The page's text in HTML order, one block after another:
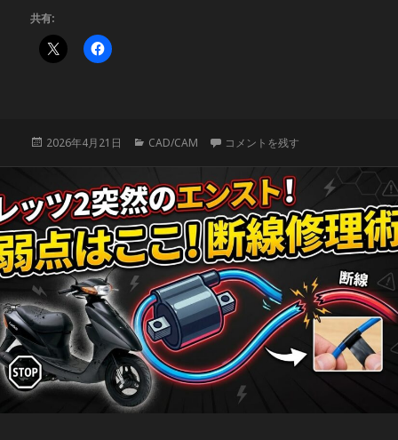
共有:
投
2026年4月21日
カ
リ
ー
CAD/CAM 【初心者向け】FreeCADでDXFと
コメントを残す